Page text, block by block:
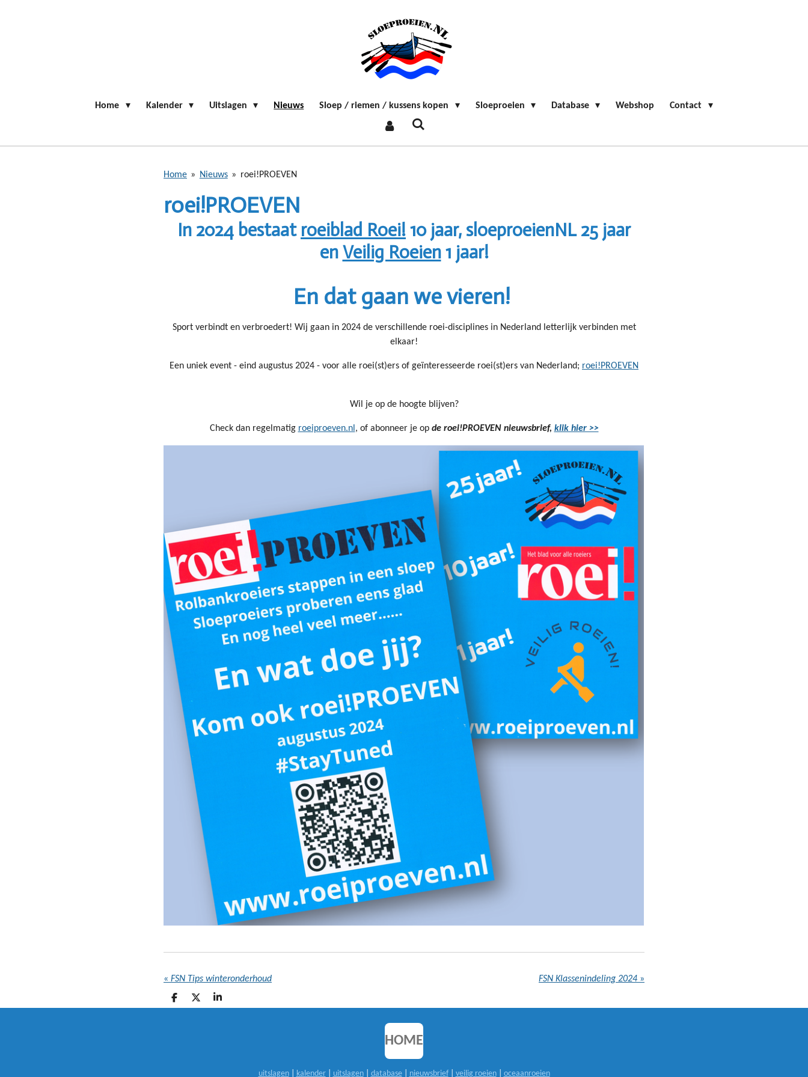
Home Kalender Uitslagen Nieuws Sloep / riemen / kussens kopen Sloeproeien Database Webshop Contact
Home » Nieuws » roei!PROEVEN
roei!PROEVEN
In 2024 bestaat roeiblad Roei!10 jaar, sloeproeienNL 25 jaar
enVeilig Roeien1 jaar!
En dat gaan we vieren!
Sport verbindt en verbroedert! Wij gaan in 2024 de verschillende roei-disciplines in Nederland letterlijk verbinden met
elkaar!
Een uniek event - eind augustus 2024 - voor alle roei(st)ers of geïnteresseerde roei(st)ers van Nederland; roei!PROEVEN
Wil je op de hoogte blijven?
Check dan regelmatig roeiproeven.nl , of abonneer je op de roei!PROEVEN nieuwsbrief, klik hier >>
« FSN Tips winteronderhoud FSN Klassenindeling 2024 »
D
E
D
E
S
H
HOME
uitslagen| kalender| uitslagen| database| nieuwsbrief| veilig roeien| oceaanroeien